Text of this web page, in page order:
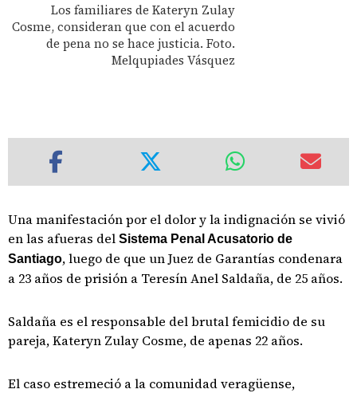
Los familiares de Kateryn Zulay
Cosme, consideran que con el acuerdo
de pena no se hace justicia. Foto.
Melqupiades Vásquez
Una manifestación por el dolor y la indignación se vivió
en las afueras del Sistema Penal Acusatorio de
Santiago, luego de que un Juez de Garantías condenara
a 23 años de prisión a Teresín Anel Saldaña, de 25 años.
Saldaña es el responsable del brutal femicidio de su
pareja, Kateryn Zulay Cosme, de apenas 22 años.
El caso estremeció a la comunidad veragüense,